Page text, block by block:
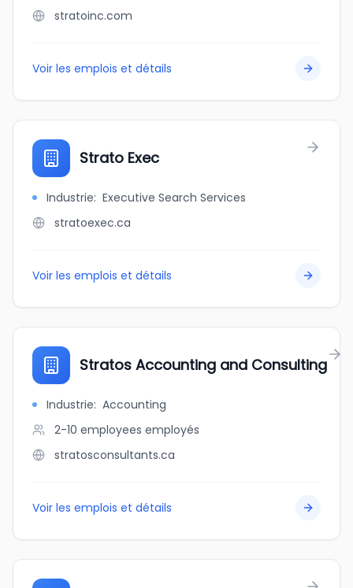
stratoinc.com
Voir les emplois et détails
Strato Exec
Industrie: Executive Search Services
stratoexec.ca
Voir les emplois et détails
Stratos Accounting and Consulting
Industrie: Accounting
2-10 employees employés
stratosconsultants.ca
Voir les emplois et détails